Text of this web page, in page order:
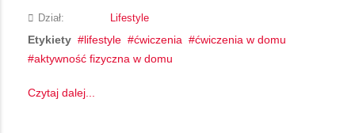
Dział: Lifestyle
Etykiety lifestyle ćwiczenia
ćwiczenia w domu
aktywność fizyczna w domu
Czytaj dalej...